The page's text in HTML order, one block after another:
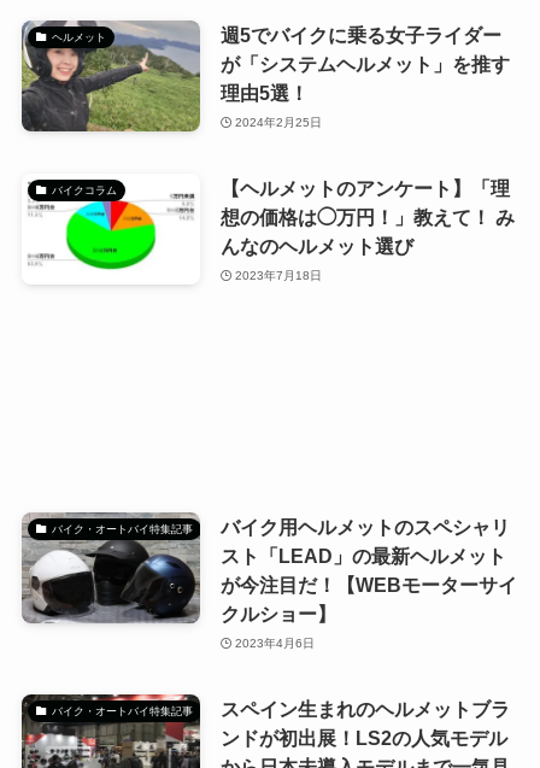
ヘルメット
週5でバイクに乗る女子ライダー
が「システムヘルメット」を推す
理由5選！
2024年2月25日
バイクコラム
【ヘルメットのアンケート】「理
想の価格は◯万円！」教えて！ み
んなのヘルメット選び
2023年7月18日
バイク・オートバイ特集記事
バイク用ヘルメットのスペシャリ
スト「LEAD」の最新ヘルメット
が今注目だ！【WEBモーターサイ
クルショー】
2023年4月6日
バイク・オートバイ特集記事
スペイン生まれのヘルメットブラ
ンドが初出展！LS2の人気モデル